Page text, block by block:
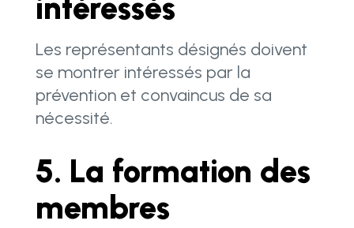
intéressés
Les représentants désignés doivent
se montrer intéressés par la
prévention et convaincus de sa
nécessité.
5. La formation des
membres